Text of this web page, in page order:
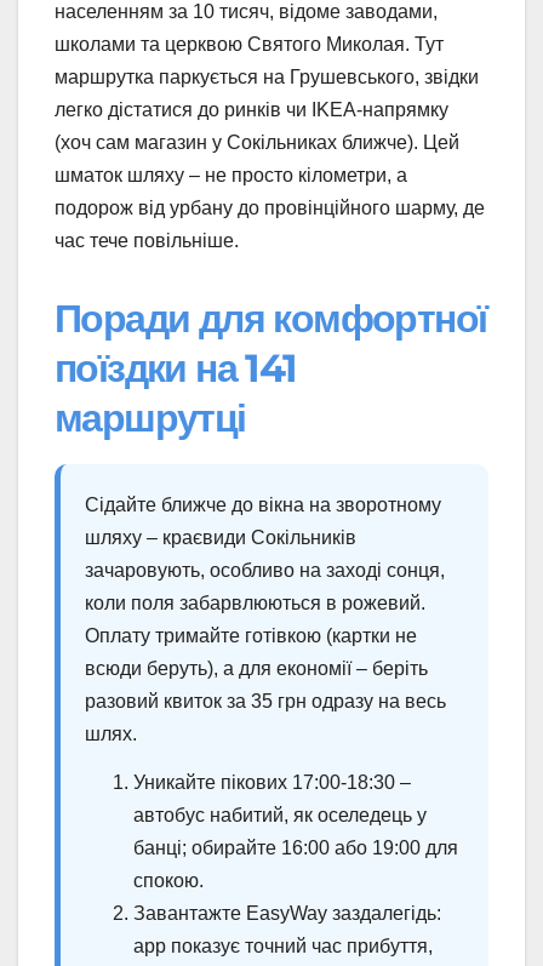
населенням за 10 тисяч, відоме заводами,
школами та церквою Святого Миколая. Тут
маршрутка паркується на Грушевського, звідки
легко дістатися до ринків чи IKEA-напрямку
(хоч сам магазин у Сокільниках ближче). Цей
шматок шляху – не просто кілометри, а
подорож від урбану до провінційного шарму, де
час тече повільніше.
Поради для комфортної
поїздки на 141
маршрутці
Сідайте ближче до вікна на зворотному
шляху – краєвиди Сокільників
зачаровують, особливо на заході сонця,
коли поля забарвлюються в рожевий.
Оплату тримайте готівкою (картки не
всюди беруть), а для економії – беріть
разовий квиток за 35 грн одразу на весь
шлях.
Уникайте пікових 17:00-18:30 –
автобус набитий, як оселедець у
банці; обирайте 16:00 або 19:00 для
спокою.
Завантажте EasyWay заздалегідь:
app показує точний час прибуття,